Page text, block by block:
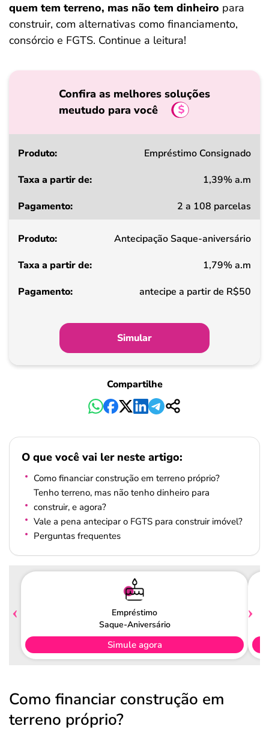
quem tem terreno, mas não tem dinheiro para
construir, com alternativas como financiamento,
consórcio e FGTS. Continue a leitura!
Confira as melhores soluções
meutudo para você
Produto
a
de
Pagamento
Empréstimo Consignado
1,39% a.m
2 a 108 parcelas
Antecipação Saque-aniversário
1,79% a.m
antecipe a partir de R$50
Simular
Compartilhe
O que você vai ler neste artigo:
Como financiar construção em terreno próprio?
Tenho terreno, mas não tenho dinheiro para
construir, e agora?
Vale a pena antecipar o FGTS para construir imóvel?
Perguntas frequentes
Empréstimo
Saque-Aniversário
Simule agora
Como financiar construção em
terreno próprio?